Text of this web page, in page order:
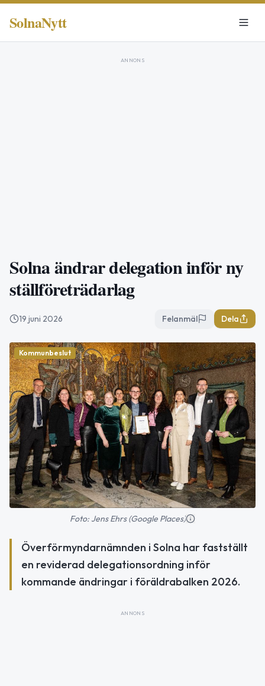
SolnaNytt
ANNONS
Solna ändrar delegation inför ny
ställföreträdarlag
19 juni 2026 Felanmäl Dela
Kommunbeslut
Foto: Jens Ehrs (Google Places)
Överförmyndarnämnden i Solna har fastställt
en reviderad delegationsordning inför
kommande ändringar i föräldrabalken 2026.
ANNONS